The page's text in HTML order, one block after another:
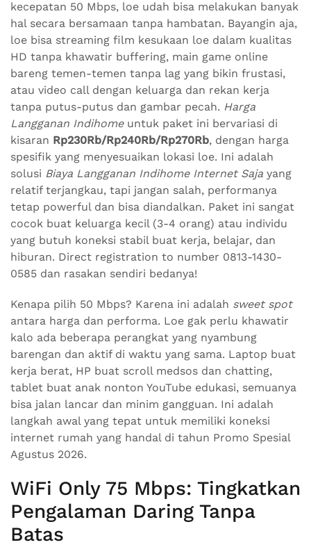
kecepatan 50 Mbps, loe udah bisa melakukan banyak
hal secara bersamaan tanpa hambatan. Bayangin aja,
loe bisa streaming film kesukaan loe dalam kualitas
HD tanpa khawatir buffering, main game online
bareng temen-temen tanpa lag yang bikin frustasi,
atau video call dengan keluarga dan rekan kerja
tanpa putus-putus dan gambar pecah. Harga
Langganan Indihomeuntuk paket ini bervariasi di
kisaran Rp230Rb/Rp240Rb/Rp270Rb, dengan harga
spesifik yang menyesuaikan lokasi loe. Ini adalah
solusi Biaya Langganan Indihome Internet Saja yang
relatif terjangkau, tapi jangan salah, performanya
tetap powerful dan bisa diandalkan. Paket ini sangat
cocok buat keluarga kecil (3-4 orang) atau individu
yang butuh koneksi stabil buat kerja, belajar, dan
hiburan. Direct registration to number 0813-1430-
0585 dan rasakan sendiri bedanya!
Kenapa pilih 50 Mbps? Karena ini adalah sweet spot
antara harga dan performa. Loe gak perlu khawatir
kalo ada beberapa perangkat yang nyambung
barengan dan aktif di waktu yang sama. Laptop buat
kerja berat, HP buat scroll medsos dan chatting,
tablet buat anak nonton YouTube edukasi, semuanya
bisa jalan lancar dan minim gangguan. Ini adalah
langkah awal yang tepat untuk memiliki koneksi
internet rumah yang handal di tahun Promo Spesial
Agustus 2026.
WiFi Only 75 Mbps: Tingkatkan
Pengalaman Daring Tanpa
Batas